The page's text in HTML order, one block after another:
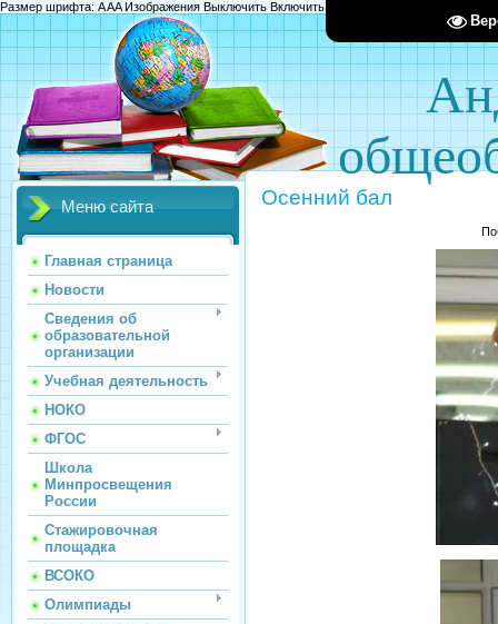
Размер шрифта: AAAИзображения Выключить Включить
Меню сайта
Главная страница
Новости
Сведения об
образовательной
организации
Учебная деятельность
НОКО
ФГОС
Школа
Минпросвещения
России
Стажировочная
площадка
ВСОКО
Олимпиады
Осенний бал